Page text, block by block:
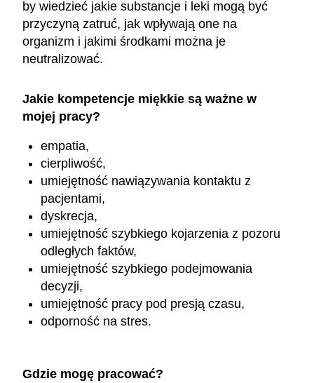
by wiedzieć jakie substancje i leki mogą być
przyczyną zatruć, jak wpływają one na
organizm i jakimi środkami można je
neutralizować.
Jakie kompetencje miękkie są ważne w
mojej pracy?
empatia,
cierpliwość,
umiejętność nawiązywania kontaktu z
pacjentami,
dyskrecja,
umiejętność szybkiego kojarzenia z pozoru
odległych faktów,
umiejętność szybkiego podejmowania
decyzji,
umiejętność pracy pod presją czasu,
odporność na stres.
Gdzie mogę pracować?